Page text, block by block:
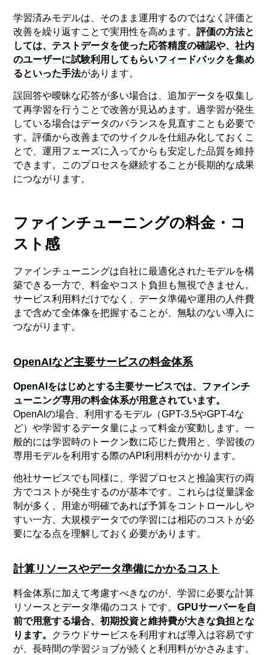
学習済みモデルは、そのまま運用するのではなく評価と
改善を繰り返すことで実用性を高めます。評価の方法と
しては、テストデータを使った応答精度の確認や、社内
のユーザーに試験利用してもらいフィードバックを集め
るといった手法があります。
誤回答や曖昧な応答が多い場合は、追加データを収集し
て再学習を行うことで改善が見込めます。過学習が発生
している場合はデータのバランスを見直すことも必要で
す。評価から改善までのサイクルを仕組み化しておくこ
とで、運用フェーズに入ってからも安定した品質を維持
できます。このプロセスを継続することが長期的な成果
につながります。
ファインチューニングの料金・コ
スト感
ファインチューニングは自社に最適化されたモデルを構
築できる一方で、料金やコスト負担も無視できません。
サービス利用料だけでなく、データ準備や運用の人件費
まで含めて全体像を把握することが、無駄のない導入に
つながります。
OpenAIなど主要サービスの料金体系
OpenAIをはじめとする主要サービスでは、ファインチ
ューニング専用の料金体系が用意されています。
OpenAIの場合、利用するモデル（GPT-3.5やGPT-4な
ど）や学習するデータ量によって料金が変動します。一
般的には学習時のトークン数に応じた費用と、学習後の
専用モデルを利用する際のAPI利用料がかかります。
他社サービスでも同様に、学習プロセスと推論実行の両
方でコストが発生するのが基本です。これらは従量課金
制が多く、用途が明確であれば予算をコントロールしや
すい一方、大規模データでの学習には相応のコストが必
要になる点を理解しておく必要があります。
計算リソースやデータ準備にかかるコスト
料金体系に加えて考慮すべきなのが、学習に必要な計算
リソースとデータ準備のコストです。GPUサーバーを自
前で用意する場合、初期投資と維持費が大きな負担とな
ります。 クラウドサービスを利用すれば導入は容易です
が、長時間の学習ジョブが続くと利用料がかさみます。